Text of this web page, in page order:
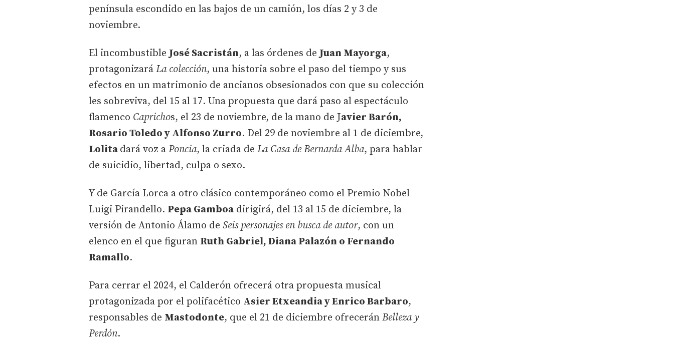
península escondido en las bajos de un camión, los días 2 y 3 de
noviembre.
El incombustible José Sacristán, a las órdenes de Juan Mayorga,
protagonizará La colección, una historia sobre el paso del tiempo y sus
efectos en un matrimonio de ancianos obsesionados con que su colección
les sobreviva, del 15 al 17. Una propuesta que dará paso al espectáculo
flamenco Caprichos, el 23 de noviembre, de la mano de Javier Barón,
Rosario Toledo y Alfonso Zurro. Del 29 de noviembre al 1 de diciembre,
Lolita dará voz a Poncia, la criada de La Casa de Bernarda Alba, para hablar
de suicidio, libertad, culpa o sexo.
Y de García Lorca a otro clásico contemporáneo como el Premio Nobel
Luigi Pirandello. Pepa Gamboa dirigirá, del 13 al 15 de diciembre, la
versión de Antonio Álamo de Seis personajes en busca de autor, con un
elenco en el que figuran Ruth Gabriel, Diana Palazón o Fernando
Ramallo.
Para cerrar el 2024, el Calderón ofrecerá otra propuesta musical
protagonizada por el polifacético Asier Etxeandia y Enrico Barbaro,
responsables de Mastodonte, que el 21 de diciembre ofrecerán Belleza y
Perdón.